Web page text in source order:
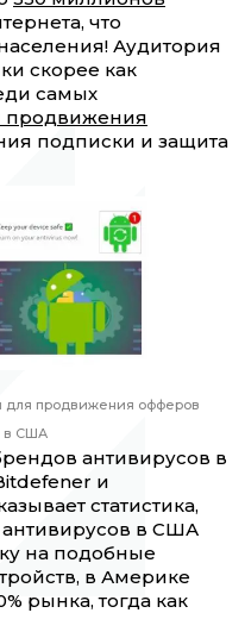
что
Аудитория
скорее как
самых
продвижения
подписки и защита
продвижения офферов
в США
антивирусов в
и
статистика,
антивирусов в США
на подобные
в Америке
рынка, тогда как